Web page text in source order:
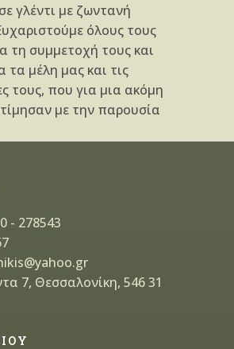
γλέντι με ζωντανή
όλους τους
τη συμμετοχή τους και
τα μέλη μας και τις
τους, που για μια ακόμη
με την παρουσία
- 278543
7, Θεσσαλονίκη, 546 31